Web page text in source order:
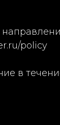
policy
в